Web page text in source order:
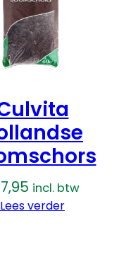
7,95 incl. btw
Lees verder